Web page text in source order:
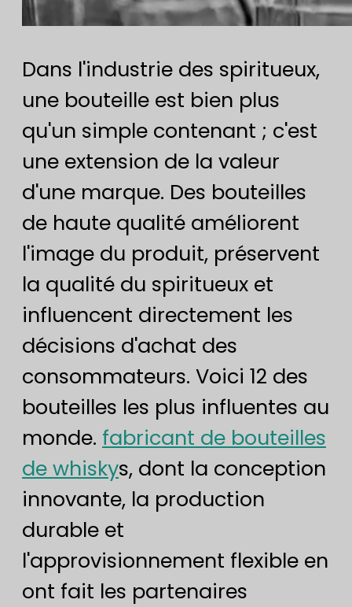
Dans l'industrie des spiritueux,
une bouteille est bien plus
qu'un simple contenant ; c'est
une extension de la valeur
d'une marque. Des bouteilles
de haute qualité améliorent
l'image du produit, préservent
la qualité du spiritueux et
influencent directement les
décisions d'achat des
consommateurs. Voici 12 des
bouteilles les plus influentes au
monde. fabricant de bouteilles
de whiskys, dont la conception
innovante, la production
durable et
l'approvisionnement flexible en
ont fait les partenaires